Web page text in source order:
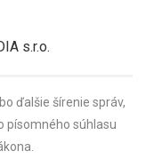
s.r.o.
ďalšie šírenie správ,
písomného súhlasu